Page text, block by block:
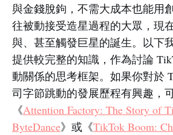
與金錢脫鉤，不需大成本也能用
往被動接受造星過程的大眾，現
與、甚至觸發巨星的誕生。以下
提供較完整的知識，作為討論
動關係的思考框架。如果你對於
司字節跳動的發展歷程有興趣，
《Attention Factory: The Story of
ByteDance》或《TikTok Boom: